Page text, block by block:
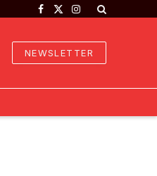
Facebook
X
Instagram
NEWSLETTER